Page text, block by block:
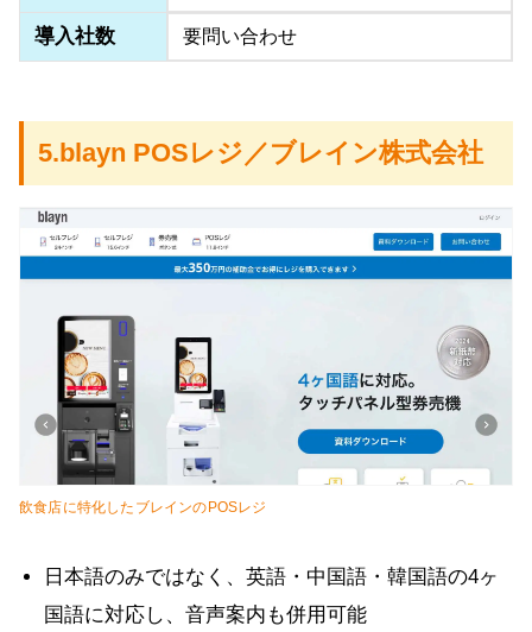
導入社数 要問い合わせ
5.blayn POSレジ／ブレイン株式会社
飲食店に特化したブレインのPOSレジ
日本語のみではなく、英語・中国語・韓国語の4ヶ
国語に対応し、音声案内も併用可能